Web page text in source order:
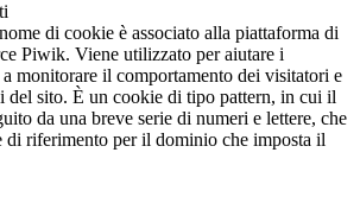
di cookie è associato alla piattaforma di
Piwik. Viene utilizzato per aiutare i
monitorare il comportamento dei visitatori e
del sito. È un cookie di tipo pattern, in cui il
da una breve serie di numeri e lettere, che
di riferimento per il dominio che imposta il